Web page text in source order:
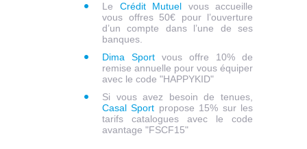
Le Crédit Mutuel vous accueille
vous offres 50€ pour l’ouverture
d’un compte dans l’une de ses
banques.
Dima Sport vous offre 10% de
remise annuelle pour vous équiper
avec le code "HAPPYKID"
Si vous avez besoin de tenues,
Casal Sport propose 15% sur les
tarifs catalogues avec le code
avantage "FSCF15"